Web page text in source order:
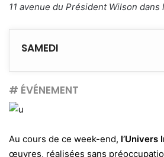
11 avenue du Président Wilson dans
SAMEDI
# ÉVÉNEMENT
Au cours de ce week-end, l’Univers
œuvres, réalisées sans